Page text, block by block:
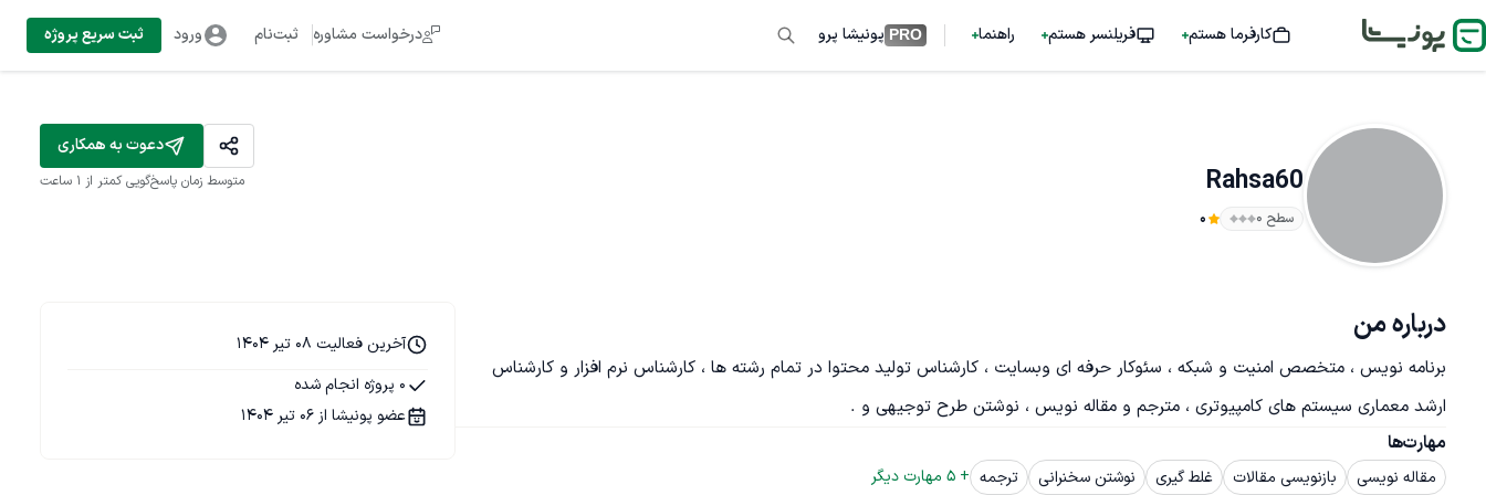
کارفرما هستم فریلنسر هستم راهنما PRO پونیشا پرو درخواست مشاوره ثبت‌نام ورود ثبت سریع پروژه
Rahsa60
سطح ۰ 0
دعوت به همکاری
متوسط زمان پاسخ‌گویی کمتر از 1 ساعت
درباره من
برنامه نویس ، متخصص امنیت و شبکه ، سئوکار حرفه ای وبسایت ، کارشناس تولید محتوا در تمام رشته ها ، کارشناس نرم افزار و کارشناس
ارشد معماری سیستم های کامپیوتری ، مترجم و مقاله نویس ، نوشتن طرح توجیهی و .
مهارت‌ها
مقاله نویسی بازنویسی مقالات غلط گیری نوشتن سخنرانی ترجمه +
5 مهارت دیگر
آخرین فعالیت 08 تیر 1404
0 پروژه انجام شده
عضو پونیشا از 06 تیر 1404